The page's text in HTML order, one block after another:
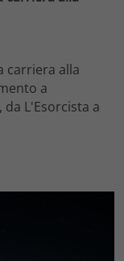
carriera alla
a
L'Esorcista a